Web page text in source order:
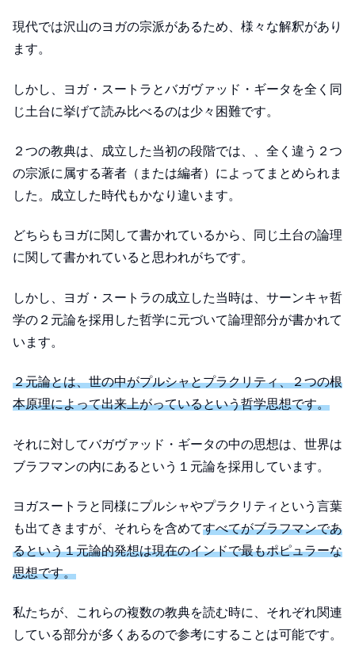
現代では沢山のヨガの宗派があるため、様々な解釈があり
ます。
しかし、ヨガ・スートラとバガヴァッド・ギータを全く同
じ土台に挙げて読み比べるのは少々困難です。
２つの教典は、成立した当初の段階では、、全く違う２つ
の宗派に属する著者（または編者）によってまとめられま
した。成立した時代もかなり違います。
どちらもヨガに関して書かれているから、同じ土台の論理
に関して書かれていると思われがちです。
しかし、ヨガ・スートラの成立した当時は、サーンキャ哲
学の２元論を採用した哲学に元づいて論理部分が書かれて
います。
２元論とは、世の中がプルシャとプラクリティ、２つの根
本原理によって出来上がっているという哲学思想です。
それに対してバガヴァッド・ギータの中の思想は、世界は
ブラフマンの内にあるという１元論を採用しています。
ヨガスートラと同様にプルシャやプラクリティという言葉
も出てきますが、それらを含めてすべてがブラフマンであ
るという１元論的発想は現在のインドで最もポピュラーな
思想です。
私たちが、これらの複数の教典を読む時に、それぞれ関連
している部分が多くあるので参考にすることは可能です。